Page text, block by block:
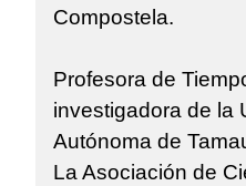
Compostela.
Profesora de
investigadora de la
Autónoma de
La Asociación de